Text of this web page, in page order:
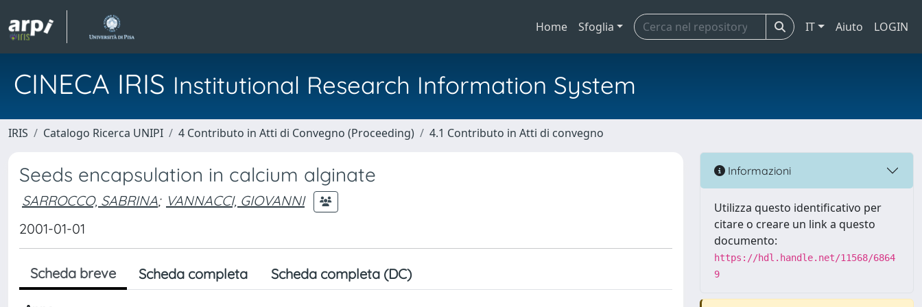
Home Sfoglia IT Aiuto LOGIN
CINECA IRIS Institutional Research Information System
IRIS Catalogo Ricerca UNIPI 4 Contributo in Atti di Convegno (Proceeding) 4.1 Contributo in Atti di convegno
Seeds encapsulation in calcium alginate
SARROCCO, SABRINA; VANNACCI, GIOVANNI
2001-01-01
Scheda breve Scheda completa Scheda completa (DC)
Informazioni
Utilizza questo identificativo per
citare o creare un link a questo
documento:
https://hdl.handle.net/11568/6864
9